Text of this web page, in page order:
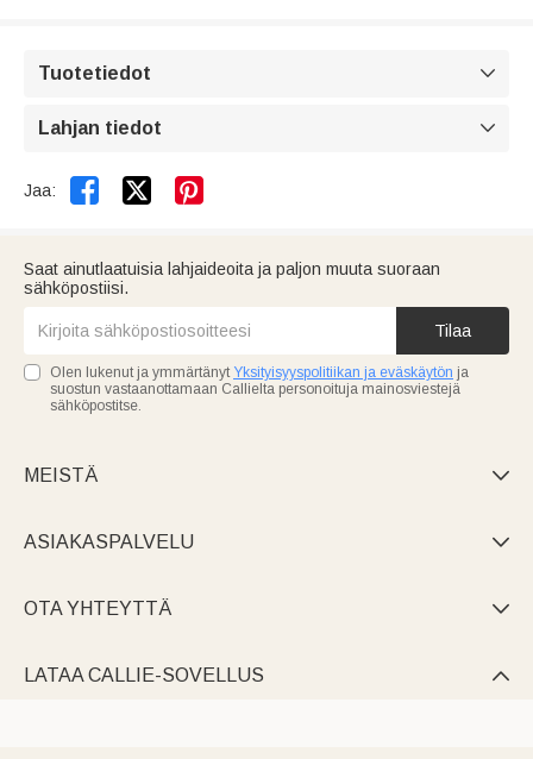
Tuotetiedot 
Lahjan tiedot 
Jaa:  
Saat ainutlaatuisia lahjaideoita ja paljon muuta suoraan
sähköpostiisi.
Tilaa
Olen lukenut ja ymmärtänyt Yksityisyyspolitiikan ja eväskäytön ja
suostun vastaanottamaan Callielta personoituja mainosviestejä
sähköpostitse.
MEISTÄ 
ASIAKASPALVELU 
OTA YHTEYTTÄ 
LATAA CALLIE-SOVELLUS 